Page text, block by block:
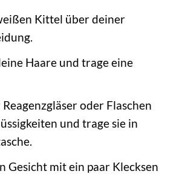
Kittel über deiner
Haare und trage eine
oder Flaschen
und trage sie in
Gesicht mit ein paar Klecksen